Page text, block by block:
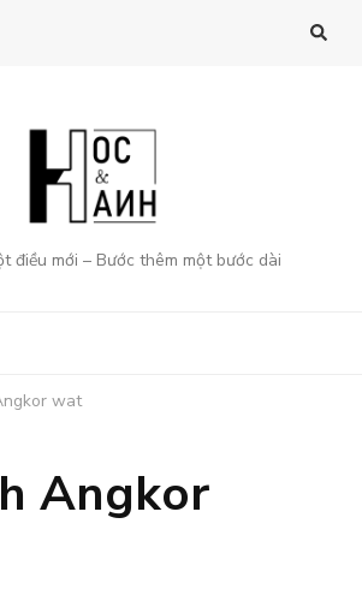
điều mới – Bước thêm một bước dài
wat
Angkor